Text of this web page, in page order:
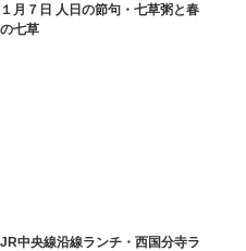
１月７日 人日の節句・七草粥と春
の七草
JR中央線沿線ランチ・西国分寺ラ